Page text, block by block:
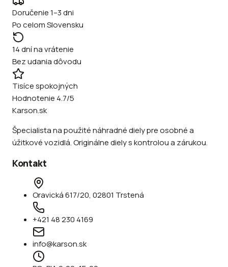
Doručenie 1–3 dni
Po celom Slovensku
14 dní na vrátenie
Bez udania dôvodu
Tisíce spokojných
Hodnotenie 4.7/5
Karson.sk
Špecialista na použité náhradné diely pre osobné a
úžitkové vozidlá. Originálne diely s kontrolou a zárukou.
Kontakt
Oravická 617/20, 02801 Trstená
+421 48 230 4169
info@karson.sk